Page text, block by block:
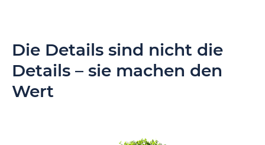
Die Details sind nicht die
Details – sie machen den
Wert